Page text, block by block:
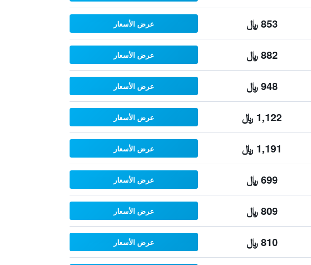
853 ﷼ عرض الأسعار
882 ﷼ عرض الأسعار
948 ﷼ عرض الأسعار
1,122 ﷼ عرض الأسعار
1,191 ﷼ عرض الأسعار
699 ﷼ عرض الأسعار
809 ﷼ عرض الأسعار
810 ﷼ عرض الأسعار